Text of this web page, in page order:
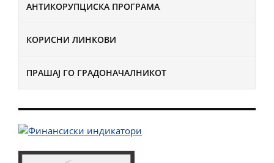
АНТИКОРУПЦИСКА ПРОГРАМА
КОРИСНИ ЛИНКОВИ
ПРАШАЈ ГО ГРАДОНАЧАЛНИКОТ